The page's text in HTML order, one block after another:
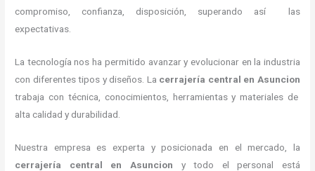
compromiso, confianza, disposición, superando así las
expectativas.
La tecnología nos ha permitido avanzar y evolucionar en la industria
con diferentes tipos y diseños. La cerrajería central en Asuncion
trabaja con técnica, conocimientos, herramientas y materiales de
alta calidad y durabilidad.
Nuestra empresa es experta y posicionada en el mercado, la
cerrajería central en Asuncion y todo el personal está